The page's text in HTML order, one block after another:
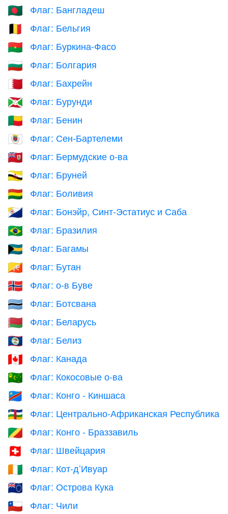
🇧🇩 Флаг: Бангладеш
🇧🇪 Флаг: Бельгия
🇧🇫 Флаг: Буркина-Фасо
🇧🇬 Флаг: Болгария
🇧🇭 Флаг: Бахрейн
🇧🇮 Флаг: Бурунди
🇧🇯 Флаг: Бенин
🇧🇱 Флаг: Сен-Бартелеми
🇧🇲 Флаг: Бермудские о-ва
🇧🇳 Флаг: Бруней
🇧🇴 Флаг: Боливия
🇧🇶 Флаг: Бонэйр, Синт-Эстатиус и Саба
🇧🇷 Флаг: Бразилия
🇧🇸 Флаг: Багамы
🇧🇹 Флаг: Бутан
🇧🇻 Флаг: о-в Буве
🇧🇼 Флаг: Ботсвана
🇧🇾 Флаг: Беларусь
🇧🇿 Флаг: Белиз
🇨🇦 Флаг: Канада
🇨🇨 Флаг: Кокосовые о-ва
🇨🇩 Флаг: Конго - Киншаса
🇨🇫 Флаг: Центрально-Африканская Республика
🇨🇬 Флаг: Конго - Браззавиль
🇨🇭 Флаг: Швейцария
🇨🇮 Флаг: Кот-д’Ивуар
🇨🇰 Флаг: Острова Кука
🇨🇱 Флаг: Чили